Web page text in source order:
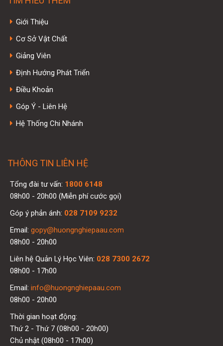
Giới Thiệu
Cơ Sở Vật Chất
Giảng Viên
Định Hướng Phát Triển
Điều Khoản
Góp Ý - Liên Hệ
Hệ Thống Chi Nhánh
THÔNG TIN LIÊN HỆ
Tổng đài tư vấn: 1800 6148
08h00 - 20h00 (Miễn phí cước gọi)
Góp ý phản ánh: 028 7109 9232
Email: gopy@huongnghiepaau.com
08h00 - 20h00
Liên hệ Quản Lý Học Viên: 028 7300 2672
08h00 - 17h00
Email: info@huongnghiepaau.com
08h00 - 20h00
Thời gian hoạt động:
Thứ 2 - Thứ 7 (08h00 - 20h00)
Chủ nhật (08h00 - 17h00)